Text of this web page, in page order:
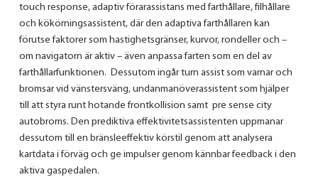
touch response, adaptiv förarassistans med farthållare, filhållare
och kökörningsassistent, där den adaptiva farthållaren kan
förutse faktorer som hastighetsgränser, kurvor, rondeller och –
om navigatorn är aktiv – även anpassa farten som en del av
farthållarfunktionen. Dessutom ingår turn assist som varnar och
bromsar vid vänstersväng, undanmanöverassistent som hjälper
till att styra runt hotande frontkollision samt pre sense city
autobroms. Den prediktiva effektivitetsassistenten uppmanar
dessutom till en bränsleeffektiv körstil genom att analysera
kartdata i förväg och ge impulser genom kännbar feedback i den
aktiva gaspedalen.